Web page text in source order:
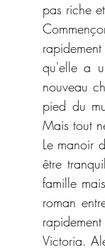
pas riche
qu'elle a
nouveau
pied du
Mais tout
Le manoir
être
famille
roman
Victoria.